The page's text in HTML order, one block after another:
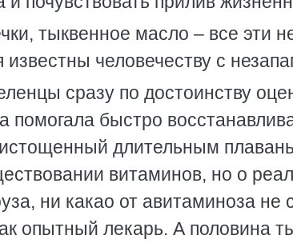
тыквенное масло – все эти
человечеству с
сразу по достоинству
помогала быстро
длительным
витаминов, но о
ни какао от авитаминоза не
опытный лекарь. А половина